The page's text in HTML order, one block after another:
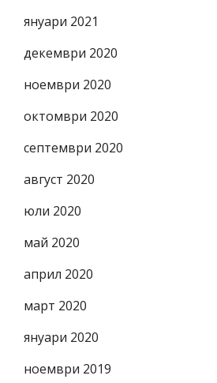
януари 2021
декември 2020
ноември 2020
октомври 2020
септември 2020
август 2020
юли 2020
май 2020
април 2020
март 2020
януари 2020
ноември 2019